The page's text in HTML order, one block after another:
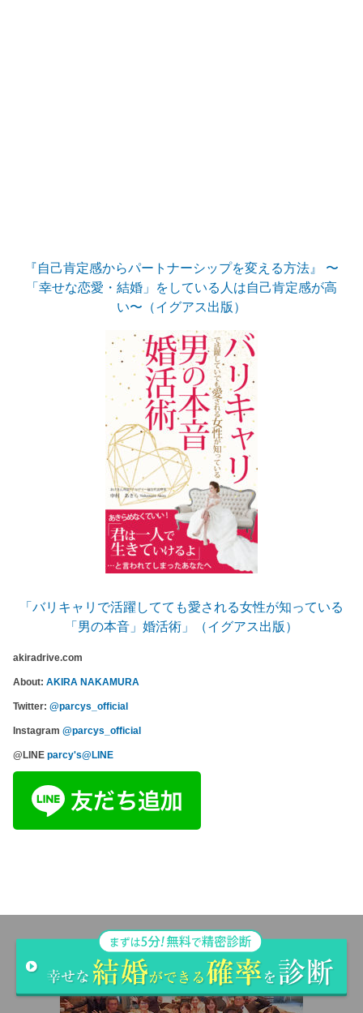
『自己肯定感からパートナーシップを変える方法』 〜
「幸せな恋愛・結婚」をしている人は自己肯定感が高
い〜（イグアス出版）
「バリキャリで活躍してても愛される女性が知っている
「男の本音」婚活術」（イグアス出版）
akiradrive.com
About:AKIRA NAKAMURA
Twitter:@parcys_official
Instagram@parcys_official
@LINEparcy's@LINE